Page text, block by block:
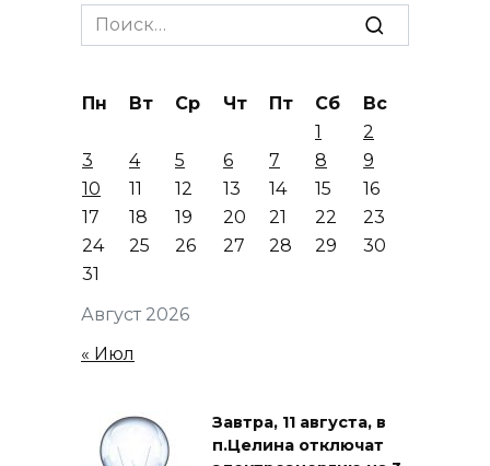
Search
for:
Август 2026
Пн Вт Ср Чт Пт Сб
Вс
1
2
3
4 5 6 7 8
9
10
11 12 13 14 15
16
17
18 19 20 21 22
23
24
25 26 27 28 29
30
31
« Июл
Завтра, 11 августа, в
п.Целина отключат